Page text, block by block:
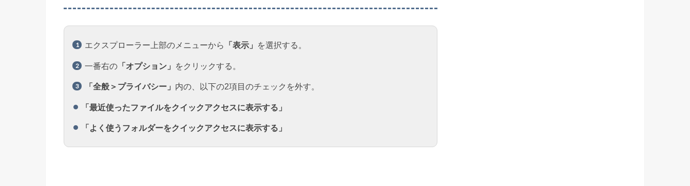
エクスプローラー上部のメニューから 「表示」 を選択する。
一番右の「オプション」 をクリックする。
「全般＞プライバシー」 内の、以下の2項目のチェックを外す。
「最近使ったファイルをクイックアクセスに表示する」
「よく使うフォルダーをクイックアクセスに表示する」